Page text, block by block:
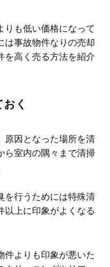
りも低い価格になって
は事故物件なりの売却
を高く売る方法を紹介
く
原因となった場所を清
ら室内の隅々まで清掃
を行うためには特殊清
以上に印象がよくなる
件よりも印象が悪いた